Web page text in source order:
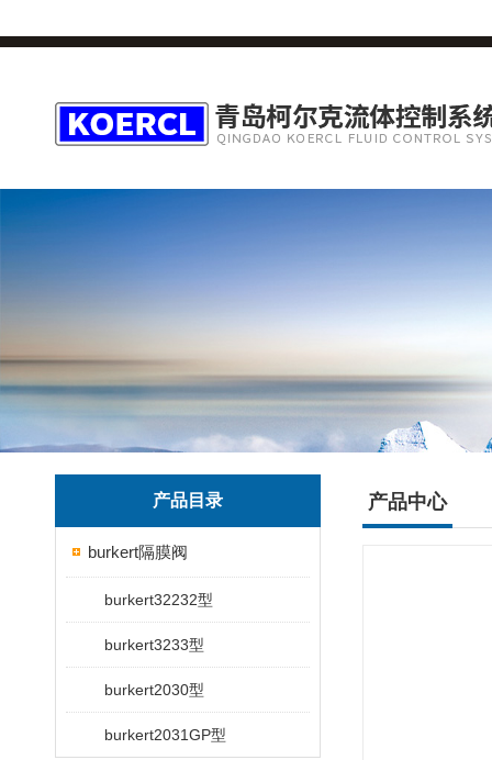
产品目录
burkert隔膜阀
burkert32232型
burkert3233型
burkert2030型
burkert2031GP型
产品中心